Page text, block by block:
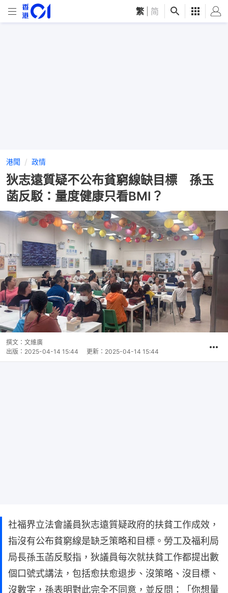
繁 简
港聞 政情
狄志遠質疑不公布貧窮線缺目標 孫玉
菡反駁：量度健康只看BMI？
撰文： 文維廣
出版： 2025-04-14 15:44 更新： 2025-04-14 15:44
社福界立法會議員狄志遠質疑政府的扶貧工作成效，
指沒有公布貧窮線是缺乏策略和目標。勞工及福利局
局長孫玉菡反駁指，狄議員每次就扶貧工作都提出數
個口號式講法，包括愈扶愈退步、沒策略、沒目標、
沒數字，孫表明對此完全不同意，並反問：「你想量